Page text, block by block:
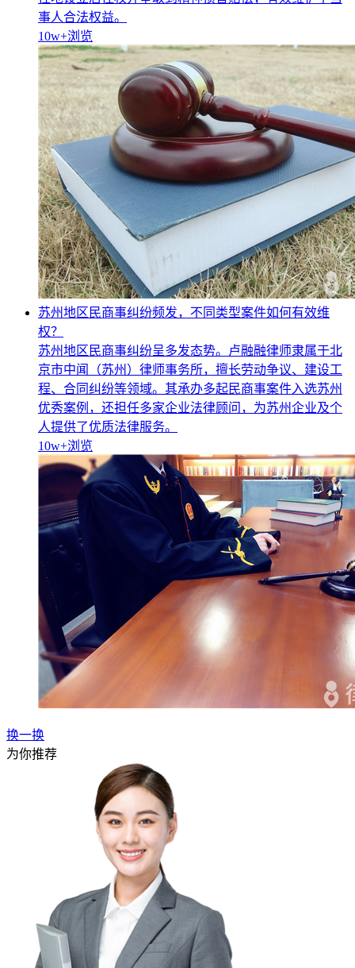
事人合法权益。
10w+浏览
苏州地区民商事纠纷频发，不同类型案件如何有效维
权？
苏州地区民商事纠纷呈多发态势。卢融融律师隶属于北
京市中闻（苏州）律师事务所，擅长劳动争议、建设工
程、合同纠纷等领域。其承办多起民商事案件入选苏州
优秀案例，还担任多家企业法律顾问，为苏州企业及个
人提供了优质法律服务。
10w+浏览
换一换
为你推荐